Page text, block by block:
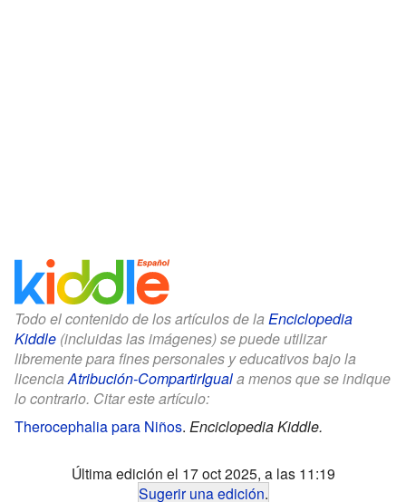
Todo el contenido de los artículos de la Enciclopedia
Kiddle (incluidas las imágenes) se puede utilizar
libremente para fines personales y educativos bajo la
licenciaAtribución-CompartirIguala menos que se indique
lo contrario. Citar este artículo:
Therocephalia para Niños. Enciclopedia Kiddle.
Última edición el 17 oct 2025, a las 11:19
Sugerir una edición.